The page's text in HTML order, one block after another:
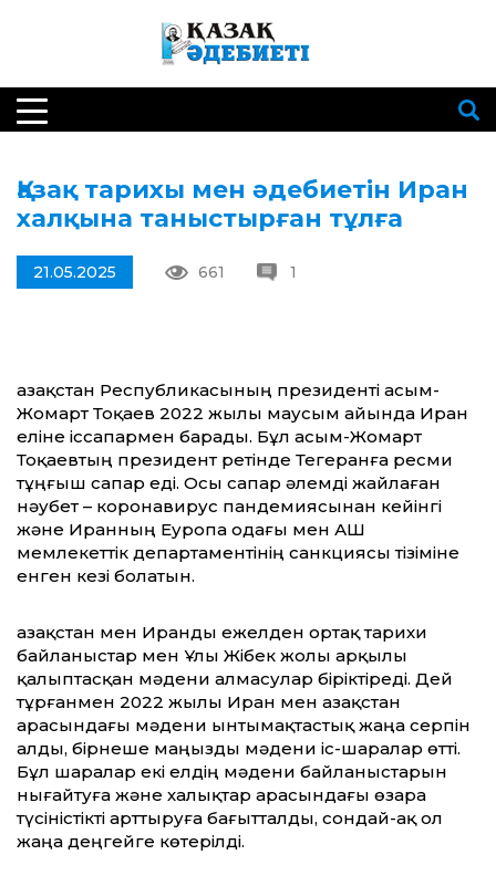
Қазақ тарихы мен әдебиетін Иран
халқына таныстырған тұлға
21.05.2025 661 1
Қазақстан Республикасының президенті Қасым-
Жомарт Тоқаев 2022 жылы маусым айында Иран
еліне іссапармен барады. Бұл Қасым-Жомарт
Тоқаевтың президент ретінде Тегеранға ресми
тұңғыш сапар еді. Осы сапар әлемді жайлаған
нәубет – коронавирус пандемиясынан кейінгі
және Иранның Еуропа одағы мен АҚШ
мемлекеттік департаментінің санкциясы тізіміне
енген кезі болатын.
Қазақстан мен Иранды ежелден ортақ тарихи
байланыстар мен Ұлы Жібек жолы арқылы
қалыптасқан мәдени алмасулар біріктіреді. Дей
тұрғанмен 2022 жылы Иран мен Қазақстан
арасындағы мәдени ынтымақтастық жаңа серпін
алды, бірнеше маңызды мәдени іс-шаралар өтті.
Бұл шаралар екі елдің мәдени байланыстарын
нығайтуға және халықтар арасындағы өзара
түсіністікті арттыруға бағытталды, сондай-ақ ол
жаңа деңгейге көтерілді.